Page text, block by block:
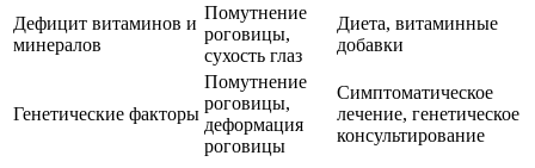
Дефицит витаминов и
минералов
Помутнение
роговицы,
сухость глаз
Диета, витаминные
добавки
Генетические факторы
Помутнение
роговицы,
деформация
роговицы
Симптоматическое
лечение, генетическое
консультирование